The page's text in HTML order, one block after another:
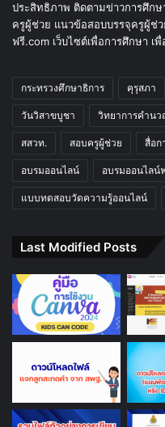
ประสิทธิภาพ ติดตามข่าวการศึก
ครูผู้ช่วย แนวข้อสอบบรรจุครูผู้ช่
ฟรี.com เว็บไซต์เพื่อการศึกษา
กระทรวงศึกษาธิการ คุรุสภา
วันวิสาขบูชา วิทยาการคำน
สสวท. สอบครูผู้ช่วย สื่อก
อบรมออนไลน์ อบรมออนไลน์
แบบทดสอบวัดความรู้ออนไลน์
Last Modified Posts